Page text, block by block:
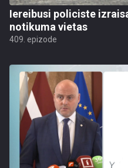
Iereibusi policiste
notikuma vietas
409. epizode